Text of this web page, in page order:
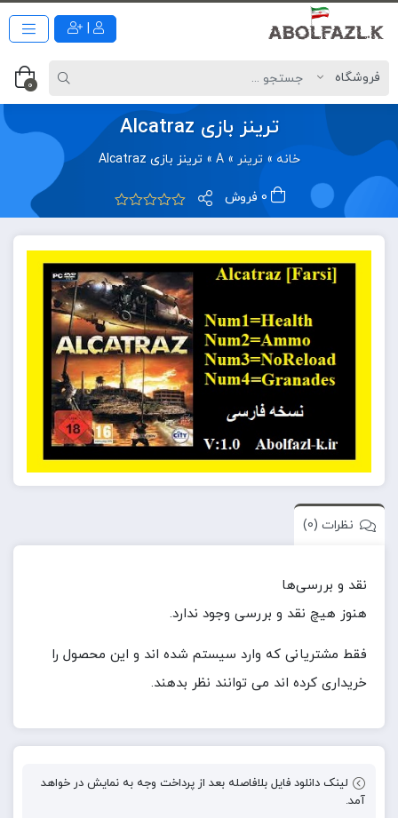
0
ترینز بازی Alcatraz
خانه »ترینر »
A
»ترینز بازی Alcatraz
نظرات (0)
نقد و بررسی‌ها
هنوز هیچ نقد و بررسی وجود ندارد.
فقط مشتریانی که وارد سیستم شده اند و این محصول را
خریداری کرده اند می توانند نظر بدهند.
لینک دانلود فایل بلافاصله بعد از پرداخت وجه به نمایش در خواهد
آمد.